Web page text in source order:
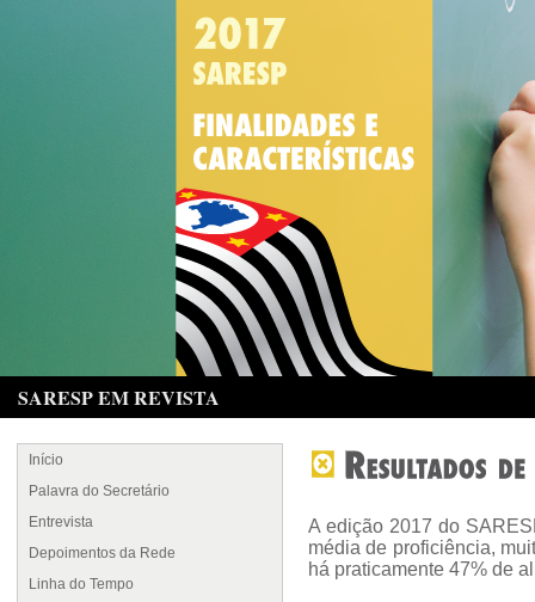
SARESP EM REVISTA
Início
Palavra do Secretário
Entrevista
Depoimentos da Rede
Linha do Tempo
A edição 2017 do
média de proficiência,
há praticamente 47% de